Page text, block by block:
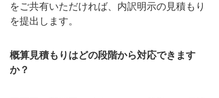
をご共有いただければ、内訳明示の見積もり
を提出します。
概算見積もりはどの段階から対応できます
か？